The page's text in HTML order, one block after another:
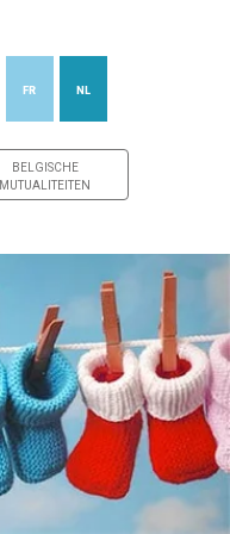
FR NL
BELGISCHE
MUTUALITEITEN